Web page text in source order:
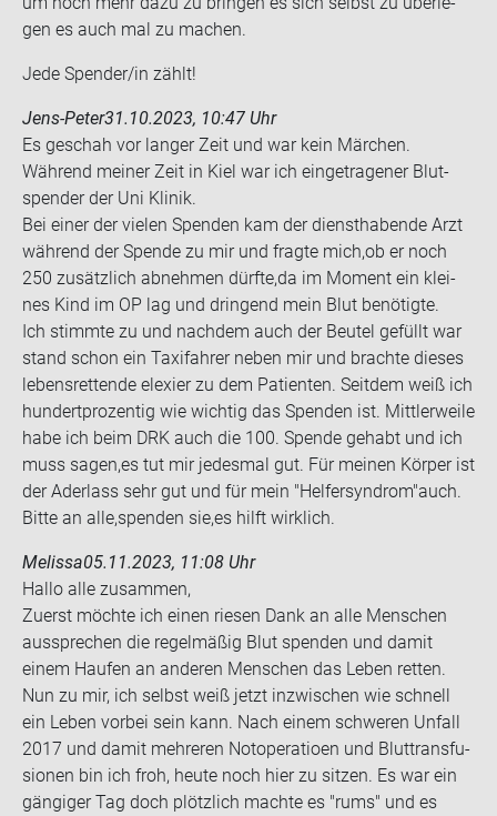
gen es auch mal zu ma­chen.
Jede Spen­der/in zählt!
Jens-Peter31.10.2023, 10:47 Uhr
Es ge­schah vor lan­ger Zeit und war kein Mär­chen.
Wäh­rend mei­ner Zeit in Kiel war ich ein­ge­tra­ge­ner Blut­
spen­der der Uni Kli­nik.
Bei einer der vie­len Spen­den kam der dienst­ha­ben­de Arzt
wäh­rend der Spen­de zu mir und frag­te mich,ob er noch
250 zu­sätz­lich ab­neh­men dürf­te,da im Mo­ment ein klei­
nes Kind im OP lag und drin­gend mein Blut be­nö­tig­te.
Ich stimm­te zu und nach­dem auch der Beu­tel ge­füllt war
stand schon ein Ta­xi­fah­rer neben mir und brach­te die­ses
le­bens­ret­ten­de el­e­xier zu dem Pa­ti­en­ten. Seit­dem weiß ich
hun­dert­pro­zen­tig wie wich­tig das Spen­den ist. Mitt­ler­wei­le
habe ich beim DRK auch die 100. Spen­de ge­habt und ich
muss sagen,es tut mir je­des­mal gut. Für mei­nen Kör­per ist
der Ader­lass sehr gut und für mein "Hel­fer­syn­drom"auch.
Bitte an alle,spen­den sie,es hilft wirk­lich.
Melissa05.11.2023, 11:08 Uhr
Hallo alle zu­sam­men,
Zu­erst möch­te ich einen rie­sen Dank an alle Men­schen
aus­spre­chen die re­gel­mä­ßig Blut spen­den und damit
einem Hau­fen an an­de­ren Men­schen das Leben ret­ten.
Nun zu mir, ich selbst weiß jetzt in­zwi­schen wie schnell
ein Leben vor­bei sein kann. Nach einem schwe­ren Un­fall
2017 und damit meh­re­ren Not­ope­ra­tio­en und Blut­trans­fu­
sio­nen bin ich froh, heute noch hier zu sit­zen. Es war ein
gän­gi­ger Tag doch plötz­lich mach­te es "rums" und es